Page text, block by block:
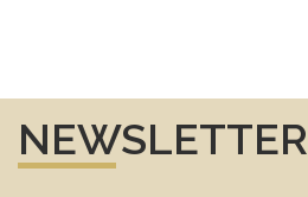
NEWSLETTER